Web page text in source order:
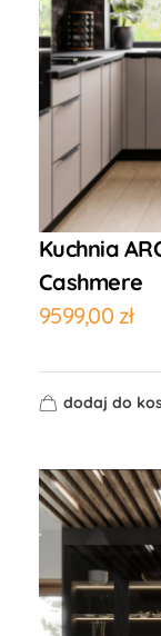
Kuchnia
Cashmere
9599,00 zł
dodaj do